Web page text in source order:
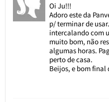
Oi Ju!!!
Adoro este da
p/ terminar de
intercalando com
muito bom, não
algumas horas.
perto de casa.
Beijos, e bom final